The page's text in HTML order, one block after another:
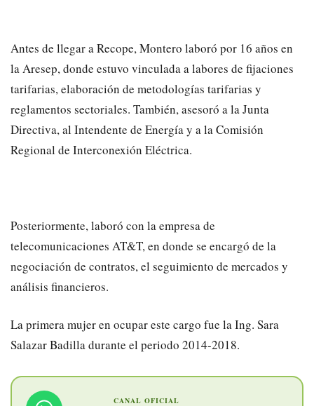
Antes de llegar a Recope, Montero laboró por 16 años en
la Aresep, donde estuvo vinculada a labores de fijaciones
tarifarias, elaboración de metodologías tarifarias y
reglamentos sectoriales. También, asesoró a la Junta
Directiva, al Intendente de Energía y a la Comisión
Regional de Interconexión Eléctrica.
Posteriormente, laboró con la empresa de
telecomunicaciones AT&T, en donde se encargó de la
negociación de contratos, el seguimiento de mercados y
análisis financieros.
La primera mujer en ocupar este cargo fue la Ing. Sara
Salazar Badilla durante el periodo 2014-2018.
CANAL OFICIAL